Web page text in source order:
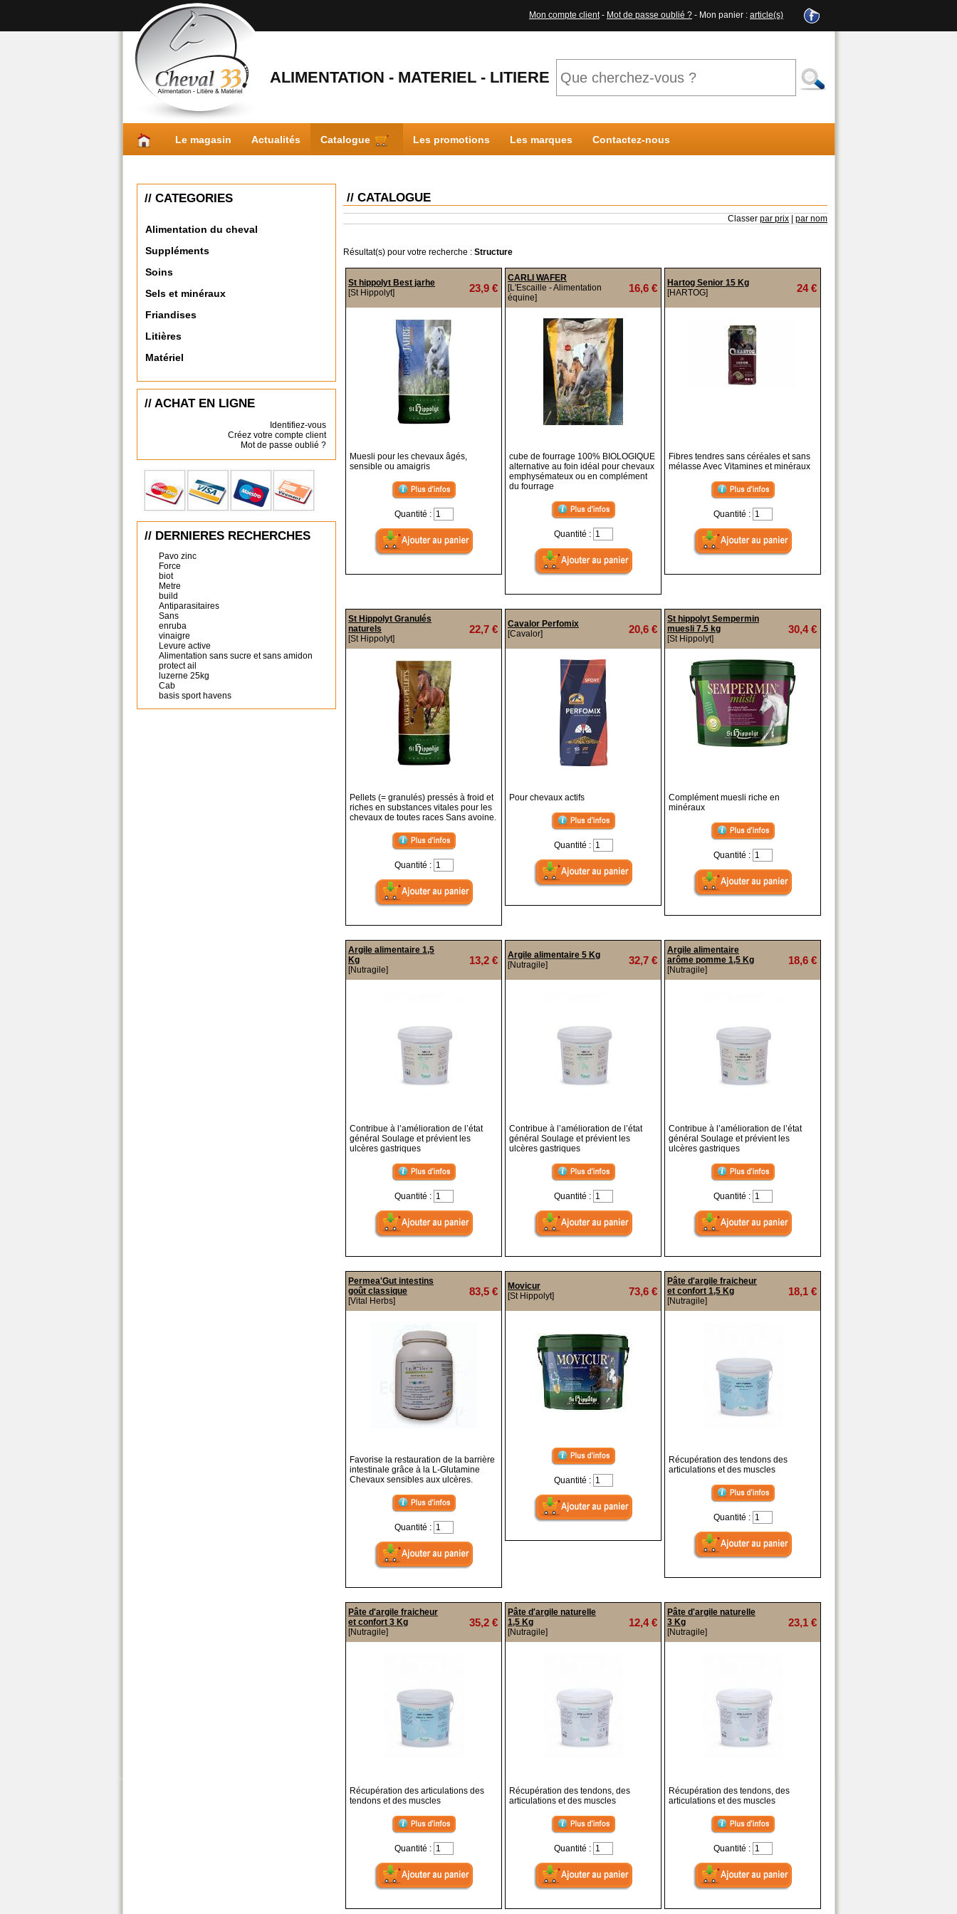
Mon compte client- Mot de passe oublié ? - Mon panier : article(s)
ALIMENTATION - MATERIEL - LITIERE
Le magasin Actualités Catalogue Les promotions Les marques Contactez-nous
// CATEGORIES
Alimentation du cheval
Suppléments
Soins
Sels et minéraux
Friandises
Litières
Matériel
// ACHAT EN LIGNE
Identifiez-vous
Créez votre compte client
Mot de passe oublié ?
// DERNIERES RECHERCHES
Pavo zinc
Force
biot
Metre
build
Antiparasitaires
Sans
enruba
vinaigre
Levure active
Alimentation sans sucre et sans amidon
protect ail
luzerne 25kg
Cab
basis sport havens
// CATALOGUE
Classer par prix par nom
Résultat(s) pour votre recherche : Structure
St hippolyt Best jarhe
[St Hippolyt]
23,9 €
Muesli pour les chevaux âgés,
sensible ou amaigris
Quantité :
CARLI WAFER
[L'Escaille - Alimentation
équine]
16,6 €
cube de fourrage 100% BIOLOGIQUE
alternative au foin idéal pour chevaux
emphysémateux ou en complément
du fourrage
Quantité :
Hartog Senior 15 Kg
[HARTOG]
24 €
Fibres tendres sans céréales et sans
mélasse Avec Vitamines et minéraux
Quantité :
St Hippolyt Granulés
naturels
[St Hippolyt]
22,7 €
Pellets (= granulés) pressés à froid et
riches en substances vitales pour les
chevaux de toutes races Sans avoine.
Quantité :
Cavalor Perfomix
[Cavalor]
20,6 €
Pour chevaux actifs
Quantité :
St hippolyt Sempermin
muesli 7.5 kg
[St Hippolyt]
30,4 €
Complément muesli riche en
minéraux
Quantité :
Argile alimentaire 1,5
Kg
[Nutragile]
13,2 €
Contribue à l’amélioration de l’état
général Soulage et prévient les
ulcères gastriques
Quantité :
Argile alimentaire 5 Kg
[Nutragile]
32,7 €
Contribue à l’amélioration de l’état
général Soulage et prévient les
ulcères gastriques
Quantité :
Argile alimentaire
arôme pomme 1,5 Kg
[Nutragile]
18,6 €
Contribue à l’amélioration de l’état
général Soulage et prévient les
ulcères gastriques
Quantité :
Permea'Gut intestins
goût classique
[Vital Herbs]
83,5 €
Favorise la restauration de la barrière
intestinale grâce à la L-Glutamine
Chevaux sensibles aux ulcères.
Quantité :
Movicur
[St Hippolyt]
73,6 €
Quantité :
Pâte d'argile fraicheur
et confort 1,5 Kg
[Nutragile]
18,1 €
Récupération des tendons des
articulations et des muscles
Quantité :
Pâte d'argile fraicheur
et confort 3 Kg
[Nutragile]
35,2 €
Récupération des articulations des
tendons et des muscles
Quantité :
Pâte d'argile naturelle
1,5 Kg
[Nutragile]
12,4 €
Récupération des tendons, des
articulations et des muscles
Quantité :
Pâte d'argile naturelle
3 Kg
[Nutragile]
23,1 €
Récupération des tendons, des
articulations et des muscles
Quantité :